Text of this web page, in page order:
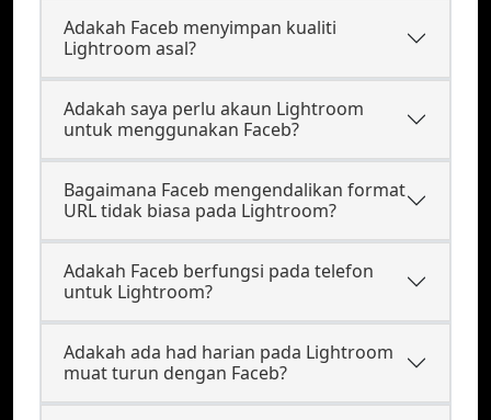
Adakah Faceb menyimpan kualiti
Lightroom asal?
Adakah saya perlu akaun Lightroom
untuk menggunakan Faceb?
Bagaimana Faceb mengendalikan format
URL tidak biasa pada Lightroom?
Adakah Faceb berfungsi pada telefon
untuk Lightroom?
Adakah ada had harian pada Lightroom
muat turun dengan Faceb?